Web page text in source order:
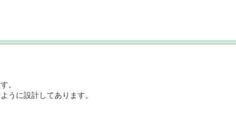
。
うに設計してあります。